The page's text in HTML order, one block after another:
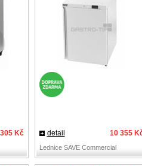
Kč 10 355
detail
Lednice SAVE Commercial